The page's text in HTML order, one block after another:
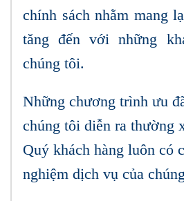
chính sách nhằm mang
tăng đến với những
chúng tôi.
Những chương trình ưu
chúng tôi diễn ra thường
Quý khách hàng luôn có
nghiệm dịch vụ của